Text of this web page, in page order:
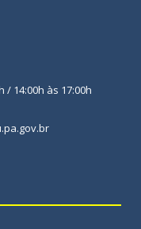
/ 14:00h às 17:00h